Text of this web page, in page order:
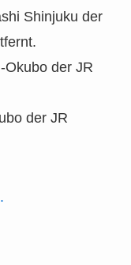
Shinjuku der
Okubo der JR
der JR